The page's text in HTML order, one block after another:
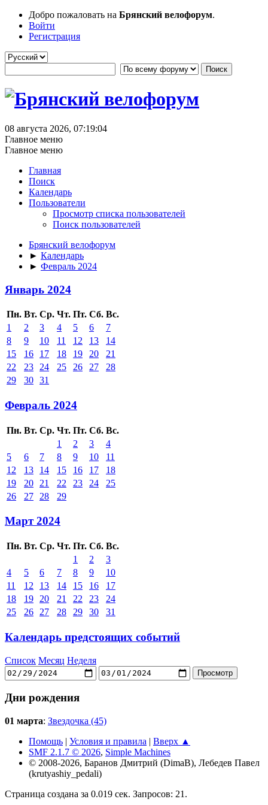
Добро пожаловать на Брянский велофорум.
Войти
Регистрация
08 августа 2026, 07:19:04
Главное меню
Главное меню
Главная
Поиск
Календарь
Пользователи
Просмотр списка пользователей
Поиск пользователей
Брянский велофорум
► Календарь
► Февраль 2024
Январь 2024
Пн. Вт. Ср. Чт. Пт. Сб. Вс.
1
2 3 4 5 6
7
8
9 10 11 12 13
14
15
16 17 18 19 20
21
22
23 24 25 26 27
28
29
30 31
Февраль 2024
Пн. Вт. Ср. Чт. Пт. Сб. Вс.
1
2 3
4
5
6 7 8 9 10
11
12
13 14 15 16 17
18
19
20 21 22 23 24
25
26
27 28 29
Март 2024
Пн. Вт. Ср. Чт. Пт. Сб. Вс.
1
2
3
4
5 6 7 8 9
10
11
12 13 14 15 16
17
18
19 20 21 22 23
24
25
26 27 28 29 30 31
Календарь предстоящих событий
Список Месяц Неделя
Дни рождения
01 марта: Звездочка (45)
Помощь | Условия и правила | Вверх ▲
SMF 2.1.7 © 2026, Simple Machines
© 2008-2026, Баранов Дмитрий (DimaB), Лебедев Павел
(krutyashiy_pedali)
Страница создана за 0.019 сек. Запросов: 21.